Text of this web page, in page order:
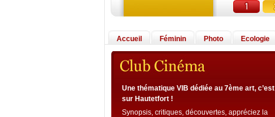
Accueil Féminin Photo Ecologie
Une thématique VIB dédiée au 7ème art, c’est
sur Hautetfort !
Synopsis, critiques, découvertes, appréciez la